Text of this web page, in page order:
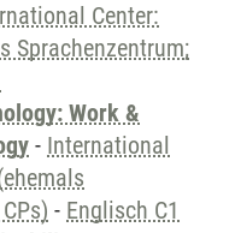
Center:
Sprachenzentrum;
Work &
- International
- Englisch C1